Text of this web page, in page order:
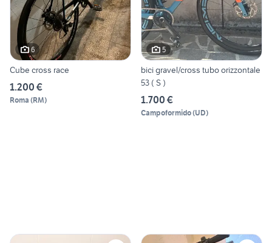
6
Cube cross race
1.200 €
Roma (RM)
5
bici gravel/cross tubo orizzontale
53 ( S )
1.700 €
Campoformido(UD)